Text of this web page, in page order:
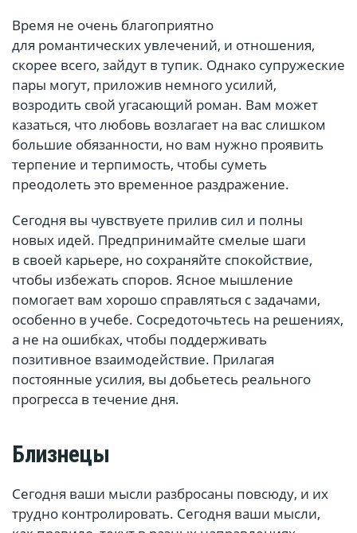
Время не очень благоприятно
для романтических увлечений, и отношения,
скорее всего, зайдут в тупик. Однако супружеские
пары могут, приложив немного усилий,
возродить свой угасающий роман. Вам может
казаться, что любовь возлагает на вас слишком
большие обязанности, но вам нужно проявить
терпение и терпимость, чтобы суметь
преодолеть это временное раздражение.
Сегодня вы чувствуете прилив сил и полны
новых идей. Предпринимайте смелые шаги
в своей карьере, но сохраняйте спокойствие,
чтобы избежать споров. Ясное мышление
помогает вам хорошо справляться с задачами,
особенно в учебе. Сосредоточьтесь на решениях,
а не на ошибках, чтобы поддерживать
позитивное взаимодействие. Прилагая
постоянные усилия, вы добьетесь реального
прогресса в течение дня.
Близнецы
Сегодня ваши мысли разбросаны повсюду, и их
трудно контролировать. Сегодня ваши мысли,